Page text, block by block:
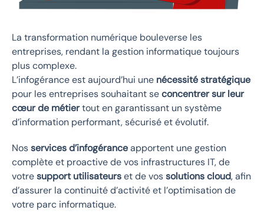
La transformation numérique bouleverse les
entreprises, rendant la gestion informatique toujours
plus complexe.
L’infogérance est aujourd’hui une nécessité stratégique
pour les entreprises souhaitant seconcentrer sur leur
cœur de métiertout en garantissant un système
d’information performant, sécurisé et évolutif.
Nosservices d’infogéranceapportent une gestion
complète et proactive de vos infrastructures IT, de
votresupport utilisateurset de vossolutions cloud, afin
d’assurer la continuité d’activité et l’optimisation de
votre parc informatique.